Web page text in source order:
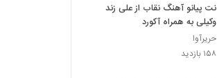
نت پیانو آهنگ نقاب از علی زند
وکیلی به همراه آکورد
حریرآوا
۱۵۸ بازدید